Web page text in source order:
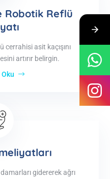
Robotik Reflü
asit kaçışını
artırır belirgin.
Oku
gidererek ağrı